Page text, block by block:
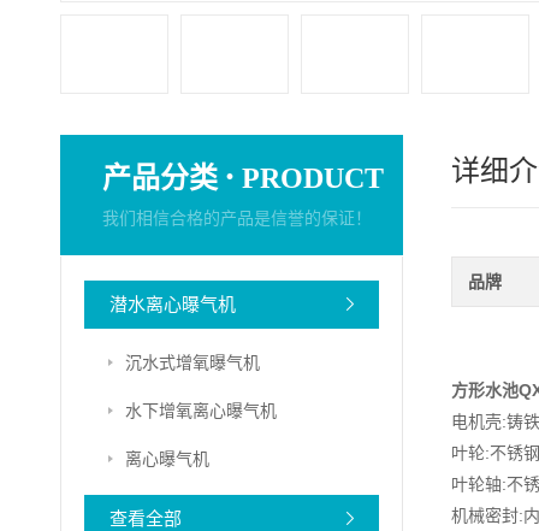
产品分类 · PRODUCT
我们相信合格的产品是信誉的保证！
潜水离心曝气机
沉水式增氧曝气机
水下增氧离心曝气机
离心曝气机
查看全部
详细
品牌
方形水池
电机壳:铸
叶轮:不锈
叶轮轴:不
机械密封: